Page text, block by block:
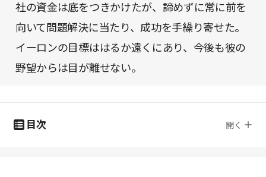
社の資金は底をつきかけたが、諦めずに常に前を
向いて問題解決に当たり、成功を手繰り寄せた。
イーロンの目標ははるか遠くにあり、今後も彼の
野望からは目が離せない。
目次 開く